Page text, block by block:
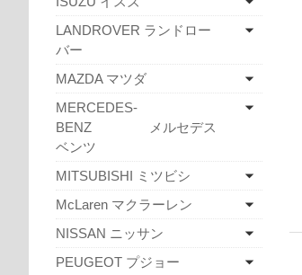
LANDROVER ランドロー
バー
MAZDA マツダ
MERCEDES-
BENZ メルセデス
ベンツ
MITSUBISHI ミツビシ
McLaren マクラーレン
NISSAN ニッサン
PEUGEOT プジョー